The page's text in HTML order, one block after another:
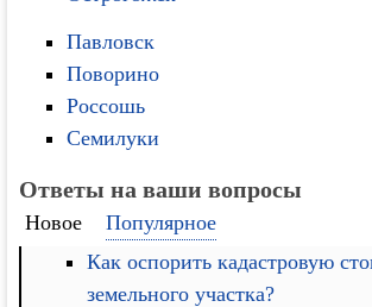
Павловск
Поворино
Россошь
Семилуки
Ответы на ваши вопросы
Новое
Популярное
Как оспорить кадастровую
земельного участка?